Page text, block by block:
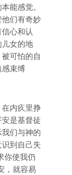
能感觉。
们有奇妙
心和认
女的地
可怕的自
感束缚
内疚里挣
是基督徒
们与神的
到自己失
你使我仍
，就容易